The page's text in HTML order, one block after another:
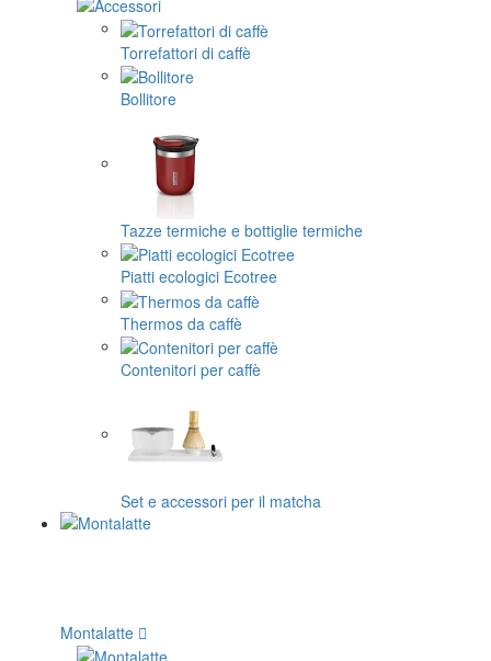
Torrefattori di caffè
Bollitore
Tazze termiche e bottiglie termiche
Piatti ecologici Ecotree
Thermos da caffè
Contenitori per caffè
Set e accessori per il matcha
Montalatte